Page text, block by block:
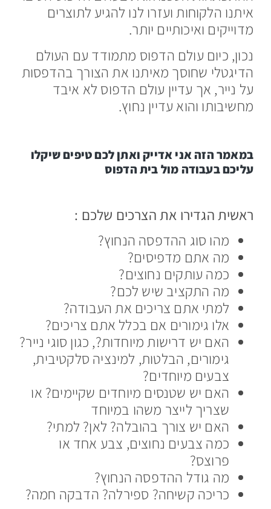
איתנו הלקוחות ועזרו לנו להגיע לתוצרים
מדוייקים ואיכותיים יותר.
נכון, כיום עולם הדפוס מתמודד עם העולם
הדיגטלי שחוסך מאיתנו את הצורך בהדפסות
על נייר, אך עדיין עולם הדפוס לא איבד
מחשיבותו והוא עדיין נחוץ.
במאמר הזה אני אדייק ואתן לכם טיפים שיקלו
עליכם בעבודה מול בית הדפוס
ראשית הגדירו את הצרכים שלכם :
מהו סוג ההדפסה הנחוץ?
מה אתם מדפיסים?
כמה עותקים נחוצים?
מה התקציב שיש לכם?
למתי אתם צריכים את העבודה?
אלו גימורים אם בכלל אתם צריכים?
האם יש דרישות מיוחדות?, כגון סוגי נייר?
גימורים, הבלטות, למינציה סלקטיבית,
צבעים מיוחדים?
האם יש שטנסים מיוחדים שקיימים? או
שצריך לייצר משהו במיוחד
האם יש צורך בהובלה? לאן? למתי?
כמה צבעים נחוצים, צבע אחד או
פרוצס?
מה גודל ההדפסה הנחוץ?
כריכה קשיחה? ספירלה? הדבקה חמה?